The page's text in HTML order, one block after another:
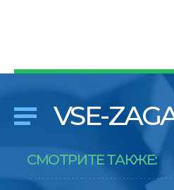
VSE-
СМОТРИТЕ ТАКЖЕ: